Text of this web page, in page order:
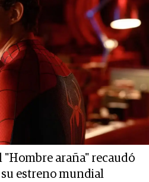
araña" recaudó
estreno mundial